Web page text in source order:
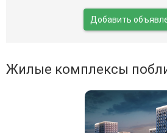
Добавить
Жилые комплексы